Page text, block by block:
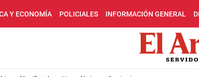
Y ECONOMÍA POLICIALES INFORMACIÓN GENERAL